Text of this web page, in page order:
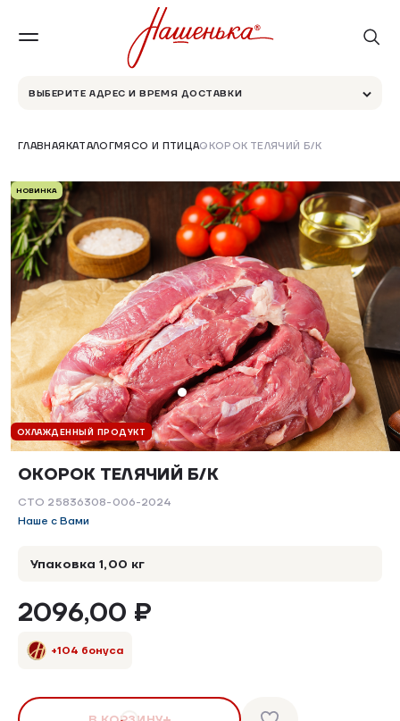
ВЫБЕРИТЕ АДРЕС И ВРЕМЯ ДОСТАВКИ
ГЛАВНАЯКАТАЛОГМЯСО И ПТИЦАОКОРОК ТЕЛЯЧИЙ Б/К
НОВИНКА
ОХЛАЖДЕННЫЙ ПРОДУКТ
ОКОРОК ТЕЛЯЧИЙ Б/К
СТО 25836308-006-2024
Наше с Вами
Упаковка 1,00 кг
2096,00 ₽
+104 бонуса